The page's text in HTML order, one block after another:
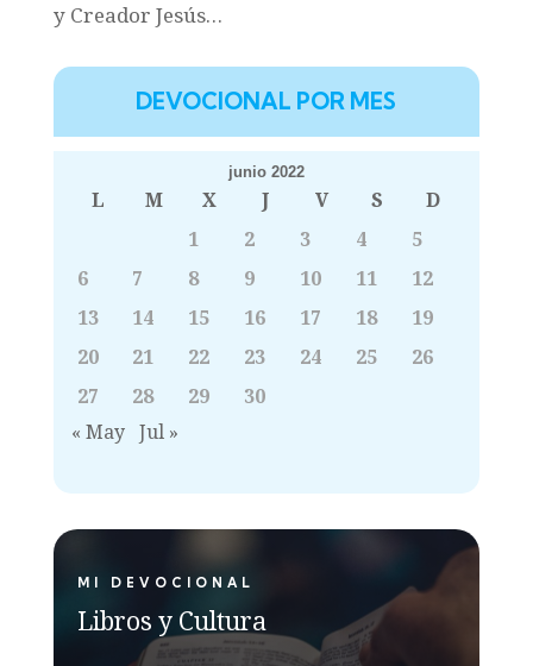
y Creador Jesús…
DEVOCIONAL POR MES
junio 2022
L M X J V S
D
1
2 3 4
5
6
7 8 9 10 11
12
13
14 15 16 17 18
19
20
21 22 23 24 25
26
27
28 29
30
« May Jul »
MI DEVOCIONAL
Libros y Cultura